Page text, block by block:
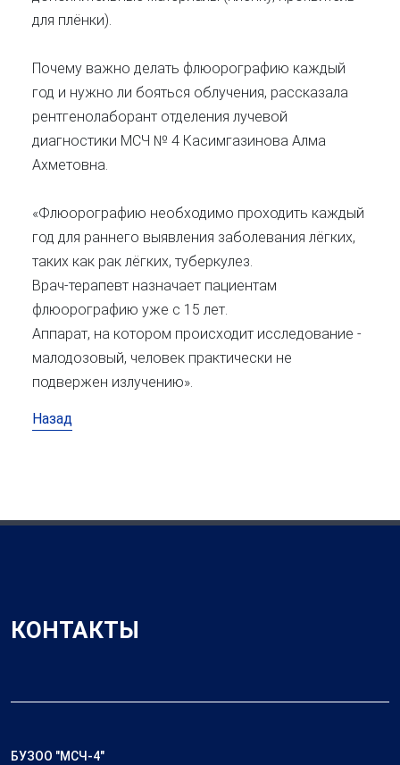
для плёнки).
Почему важно делать флюорографию каждый
год и нужно ли бояться облучения, рассказала
рентгенолаборант отделения лучевой
диагностики МСЧ № 4 Касимгазинова Алма
Ахметовна.
«Флюорографию необходимо проходить каждый
год для раннего выявления заболевания лёгких,
таких как рак лёгких, туберкулез.
Врач-терапевт назначает пациентам
флюорографию уже с 15 лет.
Аппарат, на котором происходит исследование -
малодозовый, человек практически не
подвержен излучению».
Назад
КОНТАКТЫ
БУЗОО "МСЧ-4"